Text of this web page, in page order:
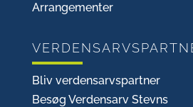
Arrangementer
Bliv verdensarvspartner
Besøg Verdensarv Stevns